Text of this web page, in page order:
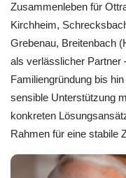
Zusammenleben für
Kirchheim,
Grebenau, Breitenbach
als verlässlicher Partner
Familiengründung bis
sensible Unterstützung
konkreten
Rahmen für eine stabile